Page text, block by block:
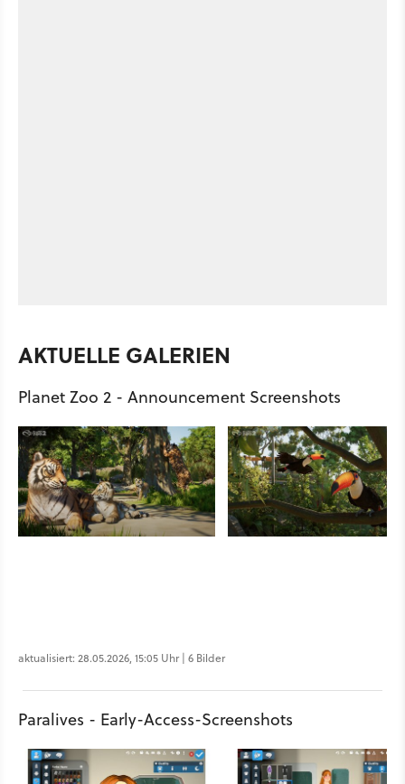
AKTUELLE GALERIEN
Planet Zoo 2 - Announcement Screenshots
aktualisiert: 28.05.2026, 15:05 Uhr | 6 Bilder
Paralives - Early-Access-Screenshots